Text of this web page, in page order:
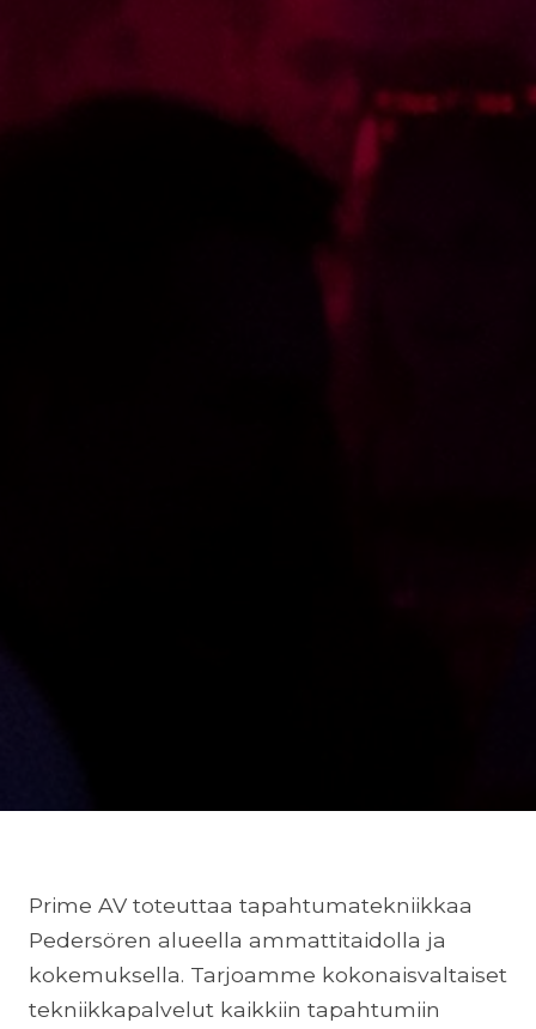
Prime AV toteuttaa tapahtumatekniikkaa
Pedersören alueella ammattitaidolla ja
kokemuksella. Tarjoamme kokonaisvaltaiset
tekniikkapalvelut kaikkiin tapahtumiin